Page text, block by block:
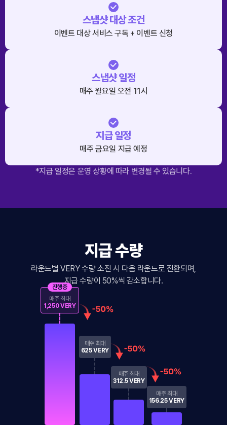
스냅샷 대상 조건
이벤트 대상 서비스 구독 + 이벤트 신청
스냅샷 일정
매주 월요일 오전 11시
지급 일정
매주 금요일 지급 예정
*지급 일정은 운영 상황에 따라 변경될 수 있습니다.
지급 수량
라운드별 VERY 수량 소진 시 다음 라운드로 전환되며,
지급 수량이 50%씩 감소합니다.
매주 최대
1,250 VERY
진행중
매주 최대
625 VERY
매주 최대
312.5 VERY
매주 최대
156.25 VERY